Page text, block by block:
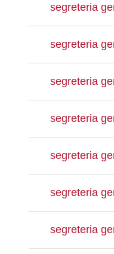
segreteria
segreteria
segreteria
segreteria
segreteria
segreteria
segreteria